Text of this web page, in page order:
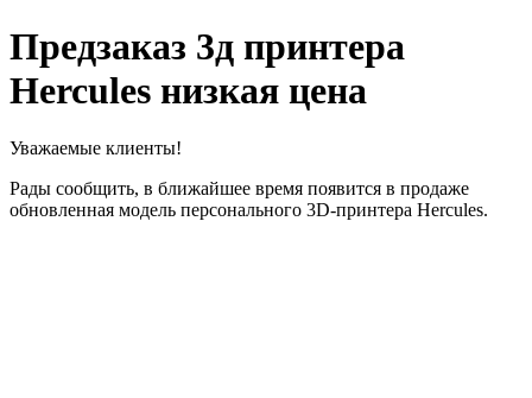
Предзаказ 3д принтера
Hercules низкая цена
Уважаемые клиенты!
Рады сообщить, в ближайшее время появится в продаже
обновленная модель персонального 3D-принтера Hercules.